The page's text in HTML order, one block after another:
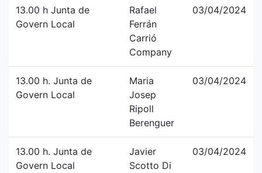
13.00 h Junta de
Govern Local
Rafael
Ferrán
Carrió
Company
03/04/2024
13.00 h. Junta de
Govern Local
Maria
Josep
Ripoll
Berenguer
03/04/2024
13.00 h. Junta de
Govern Local
Javier
Scotto Di
03/04/2024